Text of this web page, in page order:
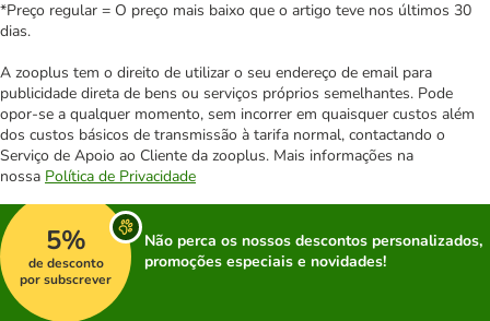
*Preço regular = O preço mais baixo que o artigo teve nos últimos 30
dias.
A zooplus tem o direito de utilizar o seu endereço de email para
publicidade direta de bens ou serviços próprios semelhantes. Pode
opor-se a qualquer momento, sem incorrer em quaisquer custos além
dos custos básicos de transmissão à tarifa normal, contactando o
Serviço de Apoio ao Cliente da zooplus. Mais informações na
nossa Política de Privacidade
5%
de desconto
por subscrever
Não perca os nossos descontos personalizados,
promoções especiais e novidades!